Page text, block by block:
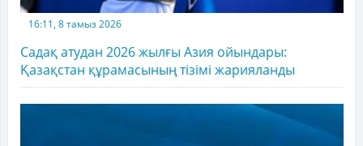
16:11, 8 тамыз 2026
Садақ атудан 2026 жылғы Азия ойындары:
Қазақстан құрамасының тізімі жарияланды